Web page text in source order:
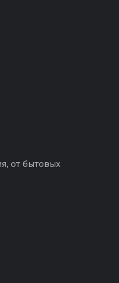
от бытовых